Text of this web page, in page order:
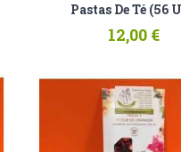
Pastas De Té (56
12,00 €